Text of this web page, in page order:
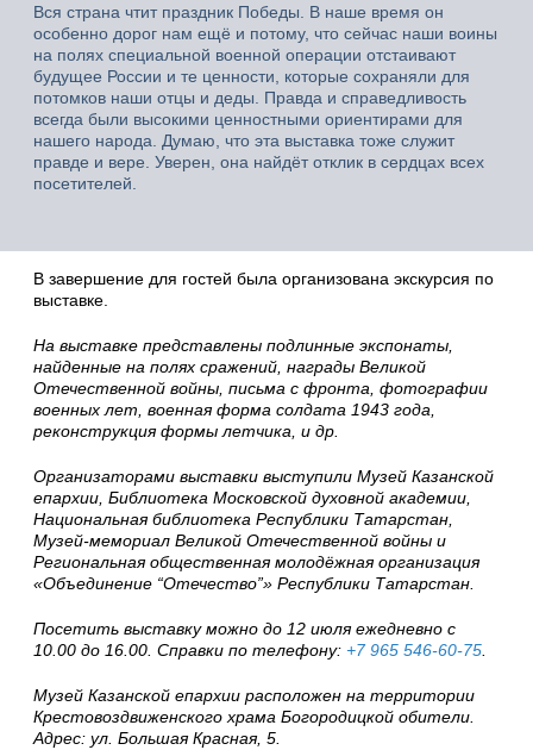
Вся страна чтит праздник Победы. В наше время он
особенно дорог нам ещё и потому, что сейчас наши воины
на полях специальной военной операции отстаивают
будущее России и те ценности, которые сохраняли для
потомков наши отцы и деды. Правда и справедливость
всегда были высокими ценностными ориентирами для
нашего народа. Думаю, что эта выставка тоже служит
правде и вере. Уверен, она найдёт отклик в сердцах всех
посетителей.
В завершение для гостей была организована экскурсия по
выставке.
На выставке представлены подлинные экспонаты,
найденные на полях сражений, награды Великой
Отечественной войны, письма с фронта, фотографии
военных лет, военная форма солдата 1943 года,
реконструкция формы летчика, и др.
Организаторами выставки выступили Музей Казанской
епархии, Библиотека Московской духовной академии,
Национальная библиотека Республики Татарстан,
Музей-мемориал Великой Отечественной войны и
Региональная общественная молодёжная организация
«Объединение “Отечество”» Республики Татарстан.
Посетить выставку можно до 12 июля ежедневно с
10.00 до 16.00. Справки по телефону: +7 965 546-60-75
Музей Казанской епархии расположен на территории
Крестовоздвиженского храма Богородицкой обители.
Адрес: ул. Большая Красная, 5.